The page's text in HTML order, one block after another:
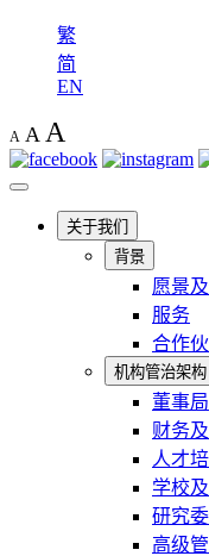
繁
简
EN
A A A
关于我们
背景
愿景
服务
合作
机构管治架构
董事局
财务
人才
学校
研究
高级